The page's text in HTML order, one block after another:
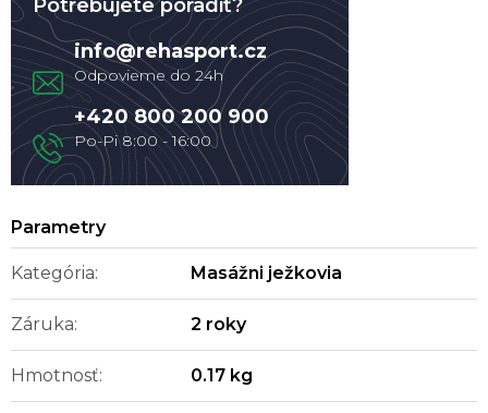
Potrebujete poradiť?
info@rehasport.cz
+420 800 200 900
Kategória: Masážni ježkovia
Záruka: 2 roky
Hmotnosť: 0.17 kg